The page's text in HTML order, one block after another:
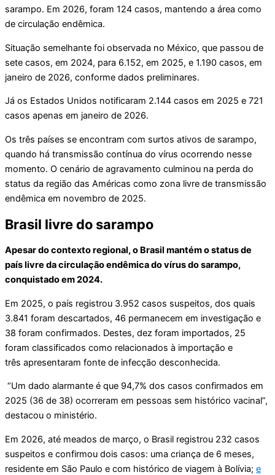
sarampo. Em 2026, foram 124 casos, mantendo a área como
de circulação endêmica.
Situação semelhante foi observada no México, que passou de
sete casos, em 2024, para 6.152, em 2025, e 1.190 casos, em
janeiro de 2026, conforme dados preliminares.
Já os Estados Unidos notificaram 2.144 casos em 2025 e 721
casos apenas em janeiro de 2026.
Os três países se encontram com surtos ativos de sarampo,
quando há transmissão contínua do vírus ocorrendo nesse
momento. O cenário de agravamento culminou na perda do
status da região das Américas como zona livre de transmissão
endêmica em novembro de 2025.
Brasil livre do sarampo
Apesar do contexto regional, o Brasil mantém o status de
país livre da circulação endêmica do vírus do sarampo,
conquistado em 2024.
Em 2025, o país registrou 3.952 casos suspeitos, dos quais
3.841 foram descartados, 46 permanecem em investigação e
38 foram confirmados. Destes, dez foram importados, 25
foram classificados como relacionados à importação e
três apresentaram fonte de infecção desconhecida.
“Um dado alarmante é que 94,7% dos casos confirmados em
2025 (36 de 38) ocorreram em pessoas sem histórico vacinal”,
destacou o ministério.
Em 2026, até meados de março, o Brasil registrou 232 casos
suspeitos e confirmou dois casos: uma criança de 6 meses,
residente em São Paulo e com histórico de viagem à Bolívia; e